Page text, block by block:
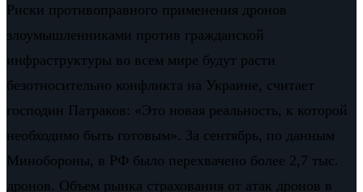
Риски противоправного применения дронов
злоумышленниками против гражданской
инфраструктуры во всем мире будут расти
безотносительно конфликта на Украине, считает
господин Патраков: «Это новая реальность, к которой
необходимо быть готовым». За сентябрь, по данным
Минобороны, в РФ было перехвачено более 2,7 тыс.
дронов. Объем рынка страхования от атак дронов в